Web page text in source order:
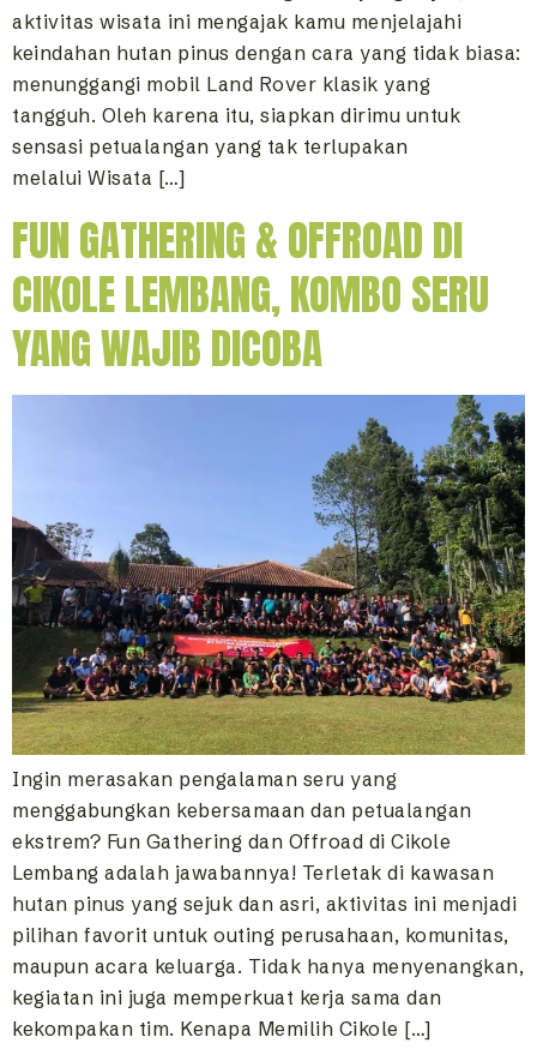
aktivitas wisata ini mengajak kamu menjelajahi
keindahan hutan pinus dengan cara yang tidak biasa:
menunggangi mobil Land Rover klasik yang
tangguh. Oleh karena itu, siapkan dirimu untuk
sensasi petualangan yang tak terlupakan
melalui Wisata […]
FUN GATHERING & OFFROAD DI
CIKOLE LEMBANG, KOMBO SERU
YANG WAJIB DICOBA
Ingin merasakan pengalaman seru yang
menggabungkan kebersamaan dan petualangan
ekstrem? Fun Gathering dan Offroad di Cikole
Lembang adalah jawabannya! Terletak di kawasan
hutan pinus yang sejuk dan asri, aktivitas ini menjadi
pilihan favorit untuk outing perusahaan, komunitas,
maupun acara keluarga. Tidak hanya menyenangkan,
kegiatan ini juga memperkuat kerja sama dan
kekompakan tim. Kenapa Memilih Cikole […]